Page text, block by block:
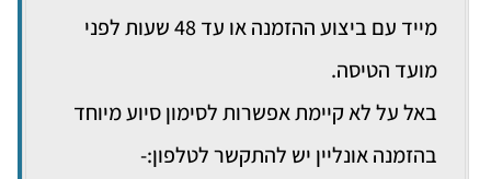
מייד עם ביצוע ההזמנה או עד 48 שעות לפני
מועד הטיסה.
באל על לא קיימת אפשרות לסימון סיוע מיוחד
בהזמנה אונליין יש להתקשר לטלפון:-